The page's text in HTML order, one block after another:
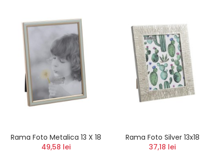
Rama Foto Metalica 13 X 18
49,58 lei
Rama Foto Silver 13x18
37,18 lei